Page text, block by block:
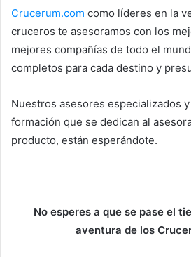
Crucerum.com como líderes en la
cruceros te asesoramos con los
mejores compañías de todo el
completos para cada destino y
Nuestros asesores especializados
formación que se dedican al
producto, están esperándote.
No esperes a que se pase el
aventura de los